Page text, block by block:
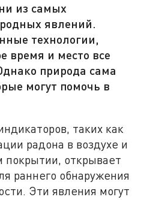
из самых
явлений.
технологии,
время и место все
природа сама
могут помочь в
таких как
радона в воздухе и
покрытии, открывает
раннего обнаружения
Эти явления могут